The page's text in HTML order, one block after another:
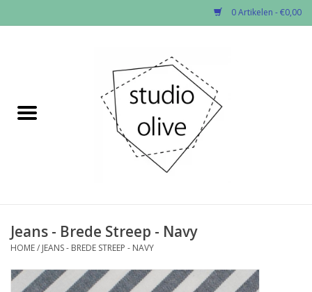
0 Artikelen - €0,00
✂︎Nieuw
Fournituren
Jeans - Brede Streep - Navy
HOME/ JEANS - BREDE STREEP - NAVY